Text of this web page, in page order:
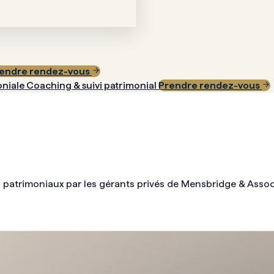
rendez-vous
Coaching & suivi patrimonial Prendre rendez-vous
par les gérants privés de Mensbridge &